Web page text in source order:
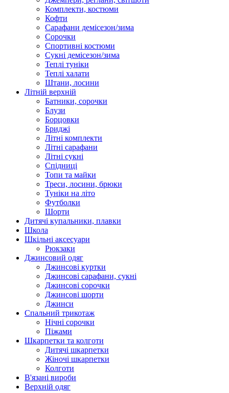
Комплекти, костюми
Кофти
Сарафани демісезон/зима
Сорочки
Спортивні костюми
Сукні демісезон/зима
Теплі туніки
Теплі халати
Штани, лосини
Літній верхній
Батники, сорочки
Блузи
Борцовки
Бриджі
Літні комплекти
Літні сарафани
Літні сукні
Спідниці
Топи та майки
Треси, лосини, брюки
Туніки на літо
Футболки
Шорти
Дитячі купальники, плавки
Школа
Шкільні аксесуари
Рюкзаки
Джинсовий одяг
Джинсові куртки
Джинсові сарафани, сукні
Джинсові сорочки
Джинсові шорти
Джинси
Спальний трикотаж
Нічні сорочки
Піжами
Шкарпетки та колготи
Дитячі шкарпетки
Жіночі шкарпетки
Колготи
В'язані вироби
Верхній одяг